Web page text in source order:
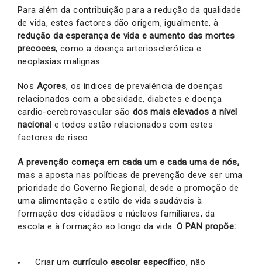
Para além da contribuição para a redução da qualidade
de vida, estes factores dão origem, igualmente, à
redução da esperança de vida e aumento das mortes
precoces, como a doença arteriosclerótica e
neoplasias malignas.
Nos Açores, os índices de prevalência de doenças
relacionados com a obesidade, diabetes e doença
cardio-cerebrovascular são dos mais elevados a nível
nacional e todos estão relacionados com estes
factores de risco.
A prevenção começa em cada um e cada uma de nós,
mas a aposta nas políticas de prevenção deve ser uma
prioridade do Governo Regional, desde a promoção de
uma alimentação e estilo de vida saudáveis à
formação dos cidadãos e núcleos familiares, da
escola e à formação ao longo da vida.O PAN propõe:
Criar um currículo escolar específico, não